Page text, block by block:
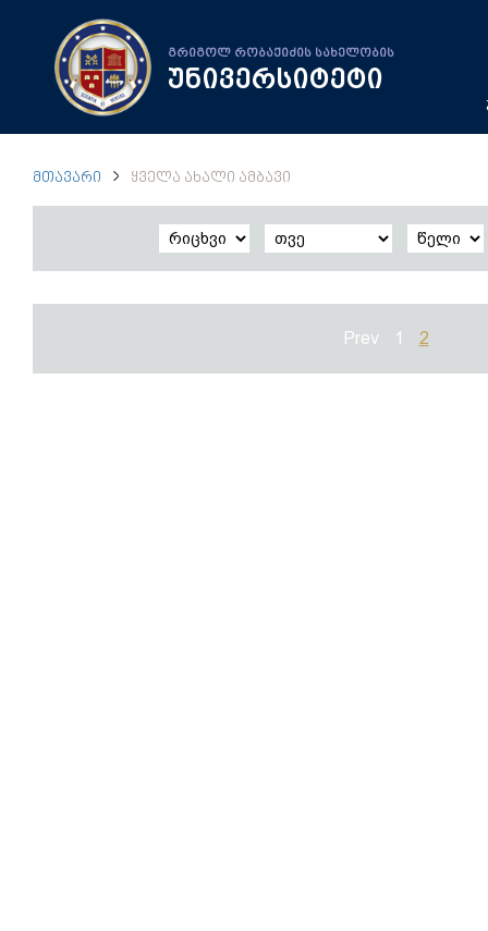
გრიგოლ რობაქიძის სახელობის
უნივერსიტეტი
ᲛᲗᲐᲕᲐᲠᲘ ᲧᲕᲔᲚᲐ ᲐᲮᲐᲚᲘ ᲐᲛᲑᲐᲕᲘ
Prev 1 2